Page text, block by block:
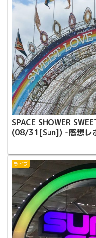
SPACE SHOWER
(08/31[Sun]) -感想レ
ライブ